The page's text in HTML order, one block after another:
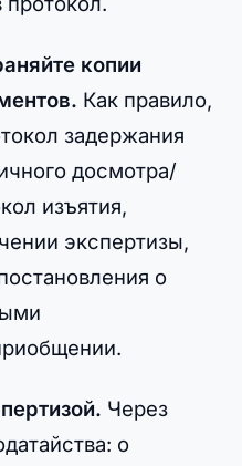
копии
Как правило,
задержания
досмотра/
изъятия,
экспертизы,
о
Через
о